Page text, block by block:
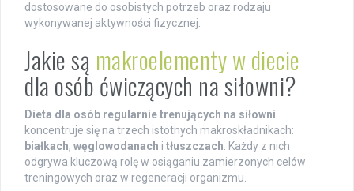
dostosowane do osobistych potrzeb oraz rodzaju
wykonywanej aktywności fizycznej.
Jakie są makroelementy w diecie
dla osób ćwiczących na siłowni?
Dieta dla osób regularnie trenujących na siłowni
koncentruje się na trzech istotnych makroskładnikach:
białkach, węglowodanach i tłuszczach. Każdy z nich
odgrywa kluczową rolę w osiąganiu zamierzonych celów
treningowych oraz w regeneracji organizmu.